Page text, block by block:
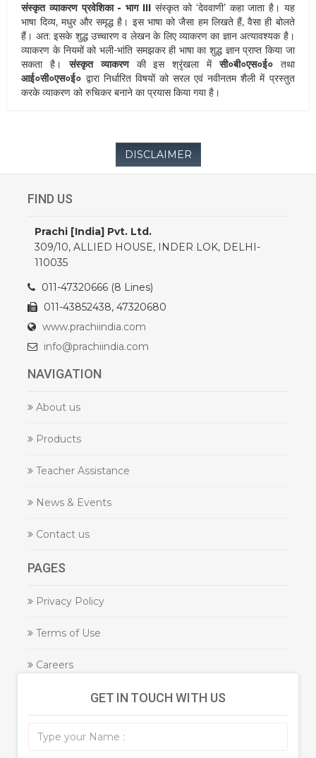
संस्कृत व्याकरण प्रवेशिका - भाग IIIसंस्कृत को ‘देववाणी’ कहा जाता है। यह
भाषा दिव्य, मधुर और समृद्ध है। इस भाषा को जैसा हम लिखते हैं, वैसा ही बोलते
हैं। अत: इसके शुद्ध उच्चारण व लेखन के लिए व्याकरण का ज्ञान अत्यावश्यक है।
व्याकरण के नियमों को भली-भांति समझकर ही भाषा का शुद्ध ज्ञान प्राप्त किया जा
सकता है।संस्कृत व्याकरणकी इस श्रृंखला मेंसी०बी०एस०ई०तथा
आई०सी०एस०ई० द्वारा निर्धारित विषयों को सरल एवं नवीनतम शैली में प्रस्तुत
करके व्याकरण को रुचिकर बनाने का प्रयास किया गया है।
DISCLAIMER
FIND US
Prachi [India] Pvt. Ltd.
309/10, ALLIED HOUSE, INDER LOK, DELHI-
110035
011-47320666 (8 Lines)
011-43852438, 47320680
www.prachiindia.com
info@prachiindia.com
NAVIGATION
About us
Products
Teacher Assistance
News & Events
Contact us
PAGES
Privacy Policy
Terms of Use
Careers
GET IN TOUCH WITH US